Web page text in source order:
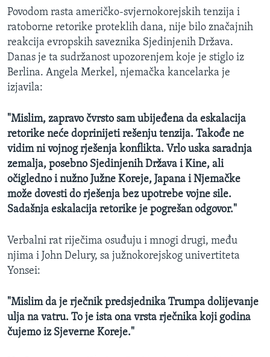
Povodom rasta američko-svjernokorejskih tenzija i
ratoborne retorike proteklih dana, nije bilo značajnih
reakcija evropskih saveznika Sjedinjenih Država.
Danas je ta sudržanost upozorenjem koje je stiglo iz
Berlina. Angela Merkel, njemačka kancelarka je
izjavila:
"Mislim, zapravo čvrsto sam ubijeđena da eskalacija
retorike neće doprinijeti rešenju tenzija. Takođe ne
vidim ni vojnog rješenja konflikta. Vrlo uska saradnja
zemalja, posebno Sjedinjenih Država i Kine, ali
očigledno i nužno Južne Koreje, Japana i Njemačke
može dovesti do rješenja bez upotrebe vojne sile.
Sadašnja eskalacija retorike je pogrešan odgovor."
Verbalni rat riječima osuđuju i mnogi drugi, među
njima i John Delury, sa južnokorejskog univertiteta
Yonsei:
"Mislim da je rječnik predsjednika Trumpa dolijevanje
ulja na vatru. To je ista ona vrsta rječnika koji godina
čujemo iz Sjeverne Koreje."